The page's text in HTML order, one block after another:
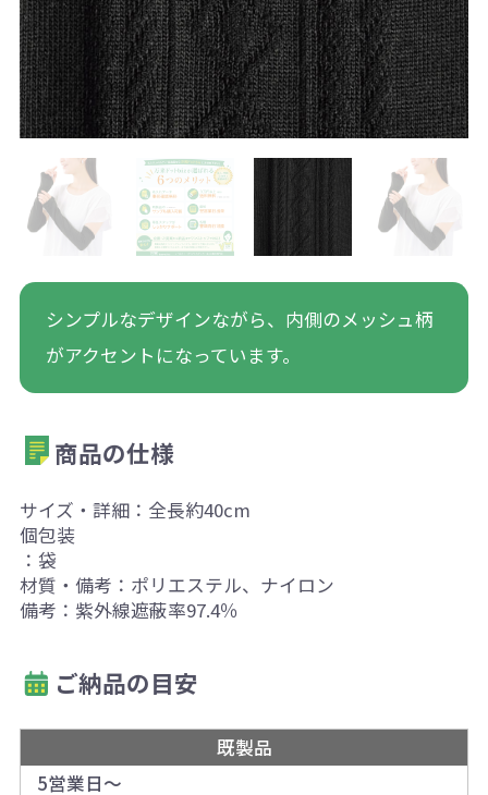
シンプルなデザインながら、内側のメッシュ柄
がアクセントになっています。
商品の仕様
サイズ・詳細：全長約40cm
個包装
：袋
材質・備考：ポリエステル、ナイロン
備考：紫外線遮蔽率97.4％
ご納品の目安
既製品
5営業日～